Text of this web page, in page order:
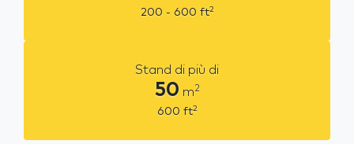
200 - 600 ft2
Stand di più di
50 m2
600 ft2